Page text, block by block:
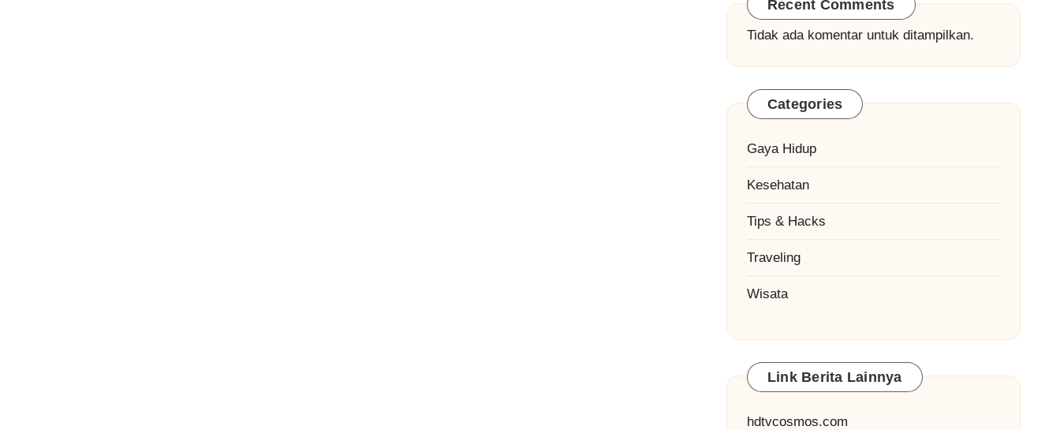
Recent Comments
Tidak ada komentar untuk ditampilkan.
Categories
Gaya Hidup
Kesehatan
Tips & Hacks
Traveling
Wisata
Link Berita Lainnya
hdtvcosmos.com